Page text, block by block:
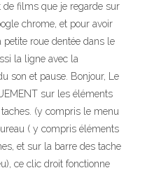
de films que je regarde sur
chrome, et pour avoir
roue dentée dans le
la ligne avec la
son et pause. Bonjour, Le
sur les éléments
(y compris le menu
( y compris éléments
et sur la barre des tache
ce clic droit fonctionne